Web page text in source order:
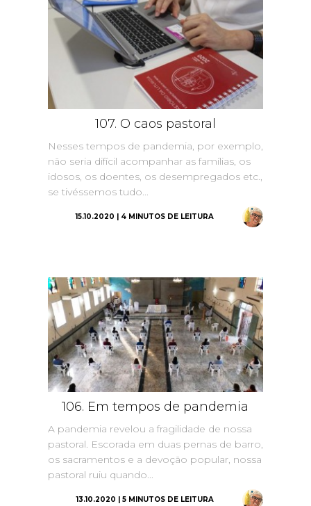
107. O caos pastoral
Nesses tempos de pandemia, por exemplo,
não seria difícil acompanhar as famílias, os
idosos, os doentes, os desempregados etc.,
se tivéssemos tudo...
15.10.2020 | 4 MINUTOS DE LEITURA
106. Em tempos de pandemia
A pandemia revelou a fragilidade de nossa
pastoral. Escorada em duas pernas de barro,
os sacramentos e a devoção popular, nossa
pastoral ruiu quando...
13.10.2020 | 5 MINUTOS DE LEITURA